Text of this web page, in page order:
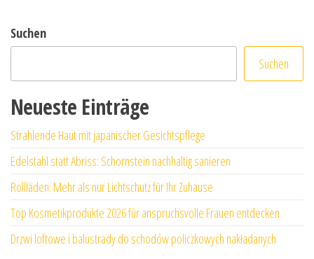
Suchen
Suchen
Neueste Einträge
Strahlende Haut mit japanischer Gesichtspflege
Edelstahl statt Abriss: Schornstein nachhaltig sanieren
Rollläden: Mehr als nur Lichtschutz für Ihr Zuhause
Top Kosmetikprodukte 2026 für anspruchsvolle Frauen entdecken
Drzwi loftowe i balustrady do schodów policzkowych nakładanych